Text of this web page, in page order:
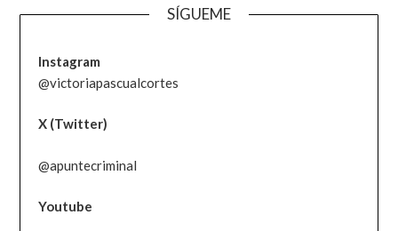
SÍGUEME
Instagram
@victoriapascualcortes
X (Twitter)
@apuntecriminal
Youtube